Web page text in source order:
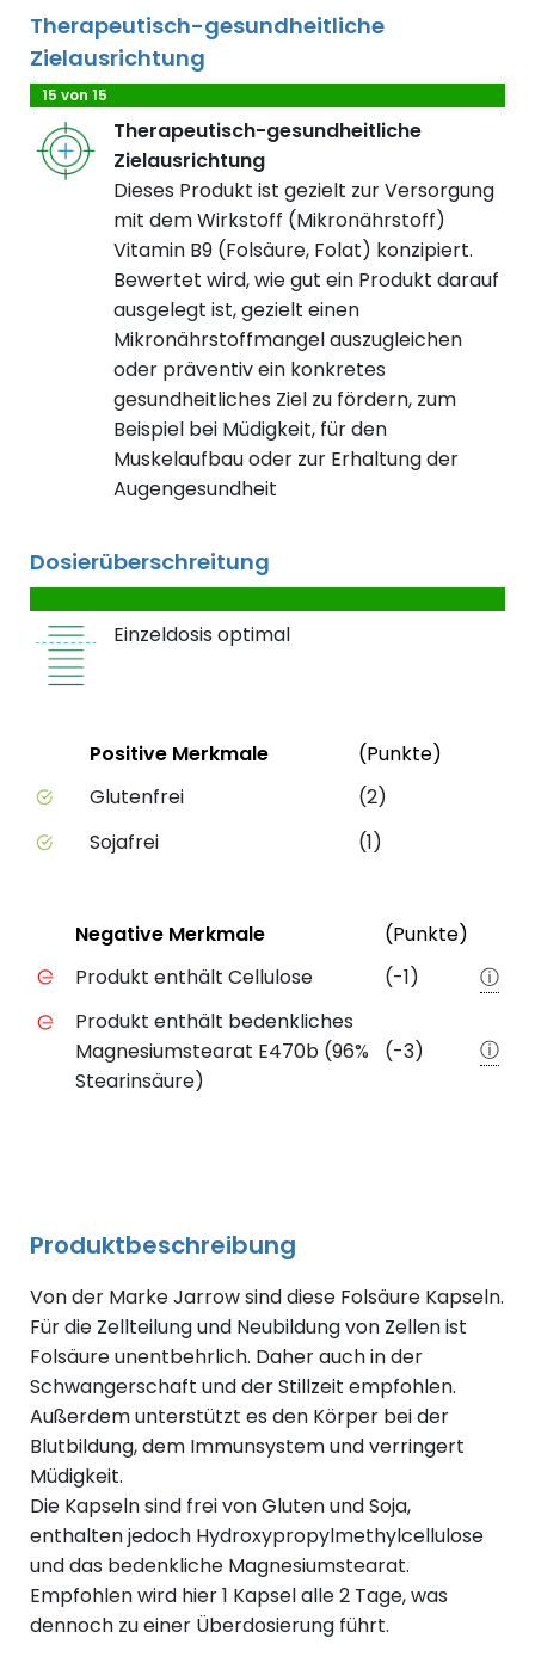
Therapeutisch-gesundheitliche
Zielausrichtung
15 von 15
Therapeutisch-gesundheitliche
Zielausrichtung
Dieses Produkt ist gezielt zur Versorgung
mit dem Wirkstoff (Mikronährstoff)
Vitamin B9 (Folsäure, Folat) konzipiert.
Bewertet wird, wie gut ein Produkt darauf
ausgelegt ist, gezielt einen
Mikronährstoffmangel auszugleichen
oder präventiv ein konkretes
gesundheitliches Ziel zu fördern, zum
Beispiel bei Müdigkeit, für den
Muskelaufbau oder zur Erhaltung der
Augengesundheit
Dosierüberschreitung
Einzeldosis optimal
Positive Merkmale des Produkts mit
StatusPositive Merkmale (Punkte)
Glutenfrei
(2)
Sojafrei
(1)
Negative Merkmale des Produkts mit Punkteabzug
StatusNegative Merkmale (Punkte)
Produkt enthält Cellulose
(-1)
ⓘ
Produkt enthält bedenkliches
Magnesiumstearat E470b (96%
Stearinsäure)
(-3) ⓘ
Produktbeschreibung
Von der Marke Jarrow sind diese Folsäure Kapseln.
Für die Zellteilung und Neubildung von Zellen ist
Folsäure unentbehrlich. Daher auch in der
Schwangerschaft und der Stillzeit empfohlen.
Außerdem unterstützt es den Körper bei der
Blutbildung, dem Immunsystem und verringert
Müdigkeit.
Die Kapseln sind frei von Gluten und Soja,
enthalten jedoch Hydroxypropylmethylcellulose
und das bedenkliche Magnesiumstearat.
Empfohlen wird hier 1 Kapsel alle 2 Tage, was
dennoch zu einer Überdosierung führt.